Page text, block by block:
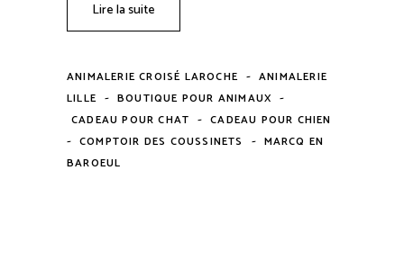
Lire la suite
ANIMALERIE CROISÉ LAROCHE - ANIMALERIE
LILLE - BOUTIQUE POUR ANIMAUX -
CADEAU POUR CHAT - CADEAU POUR CHIEN
- COMPTOIR DES COUSSINETS - MARCQ EN
BAROEUL